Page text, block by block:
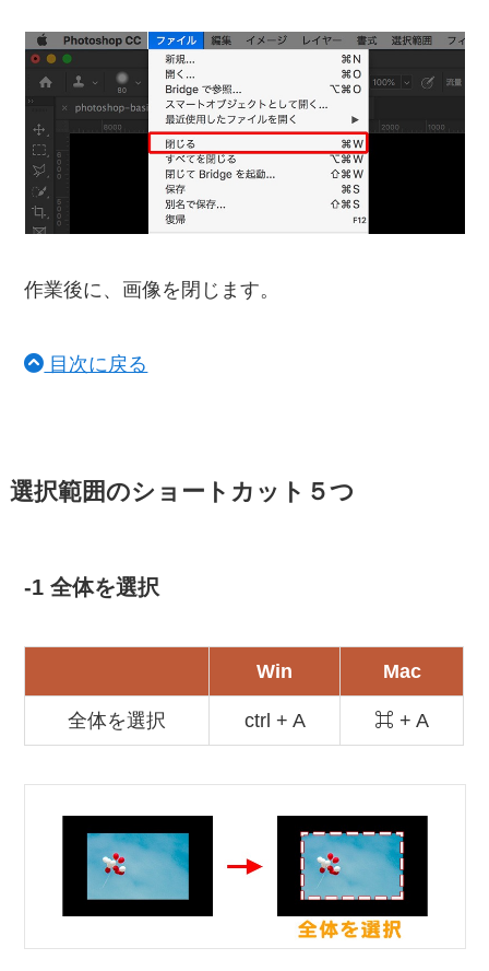
作業後に、画像を閉じます。
目次に戻る
選択範囲のショートカット５つ
-1 全体を選択
Win Mac
全体を選択 ctrl + A ⌘ + A